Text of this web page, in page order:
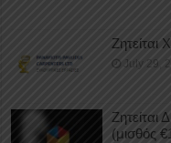
July 29,
Ζητείται
(μισθός